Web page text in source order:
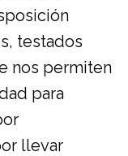
testados
nos permiten
para
llevar